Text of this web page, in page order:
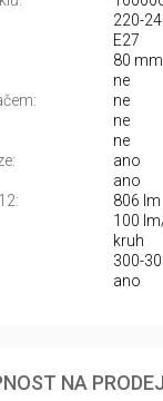
220-
E27
80 mm
ne
ne
ne
ne
ano
ano
806 lm
100
kruh
300-
ano
NA